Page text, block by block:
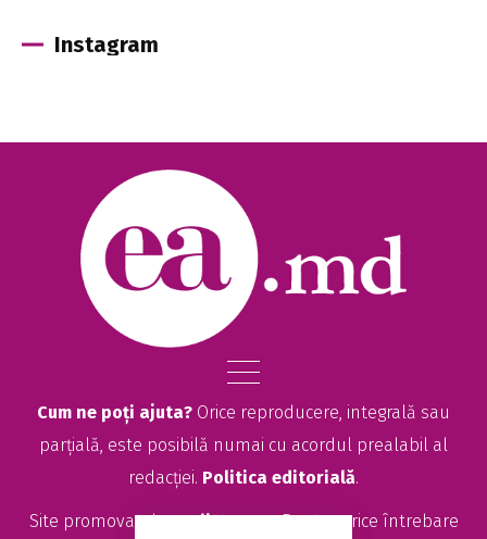
Instagram
Cum ne poți ajuta? Orice reproducere, integrală sau
parțială, este posibilă numai cu acordul prealabil al
redacției. Politica editorială.
Site promovat deseolitte.com. Pentru orice întrebare